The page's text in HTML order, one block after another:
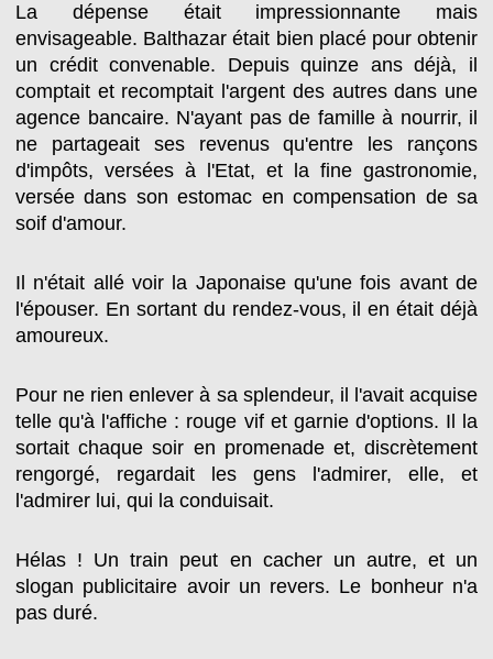
La dépense était impressionnante mais
envisageable. Balthazar était bien placé pour obtenir
un crédit convenable. Depuis quinze ans déjà, il
comptait et recomptait l'argent des autres dans une
agence bancaire. N'ayant pas de famille à nourrir, il
ne partageait ses revenus qu'entre les rançons
d'impôts, versées à l'Etat, et la fine gastronomie,
versée dans son estomac en compensation de sa
soif d'amour.
Il n'était allé voir la Japonaise qu'une fois avant de
l'épouser. En sortant du rendez-vous, il en était déjà
amoureux.
Pour ne rien enlever à sa splendeur, il l'avait acquise
telle qu'à l'affiche : rouge vif et garnie d'options. Il la
sortait chaque soir en promenade et, discrètement
rengorgé, regardait les gens l'admirer, elle, et
l'admirer lui, qui la conduisait.
Hélas ! Un train peut en cacher un autre, et un
slogan publicitaire avoir un revers. Le bonheur n'a
pas duré.